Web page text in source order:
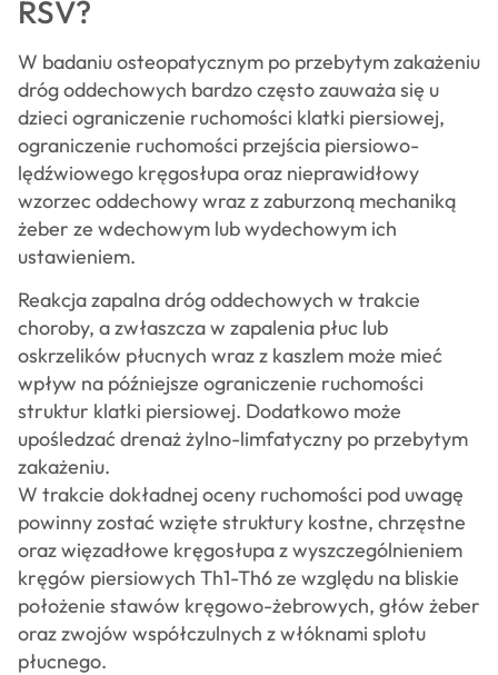
RSV?
W badaniu osteopatycznym po przebytym zakażeniu
dróg oddechowych bardzo często zauważa się u
dzieci ograniczenie ruchomości klatki piersiowej,
ograniczenie ruchomości przejścia piersiowo-
lędźwiowego kręgosłupa oraz nieprawidłowy
wzorzec oddechowy wraz z zaburzoną mechaniką
żeber ze wdechowym lub wydechowym ich
ustawieniem.
Reakcja zapalna dróg oddechowych w trakcie
choroby, a zwłaszcza w zapalenia płuc lub
oskrzelików płucnych wraz z kaszlem może mieć
wpływ na późniejsze ograniczenie ruchomości
struktur klatki piersiowej. Dodatkowo może
upośledzać drenaż żylno-limfatyczny po przebytym
zakażeniu.
W trakcie dokładnej oceny ruchomości pod uwagę
powinny zostać wzięte struktury kostne, chrzęstne
oraz więzadłowe kręgosłupa z wyszczególnieniem
kręgów piersiowych Th1-Th6 ze względu na bliskie
położenie stawów kręgowo-żebrowych, głów żeber
oraz zwojów współczulnych z włóknami splotu
płucnego.